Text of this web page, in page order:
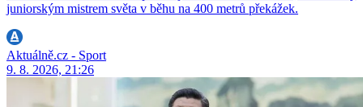
juniorským mistrem světa v běhu na 400 metrů překážek.
Aktuálně.cz - Sport
9. 8. 2026, 21:26